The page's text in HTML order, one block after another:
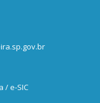
/ e-SIC